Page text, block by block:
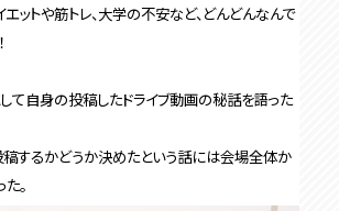
ットや筋トレ、大学の不安など、どんどんなんで
て自身の投稿したドライブ動画の秘話を語った
稿するかどうか決めたという話には会場全体か
。